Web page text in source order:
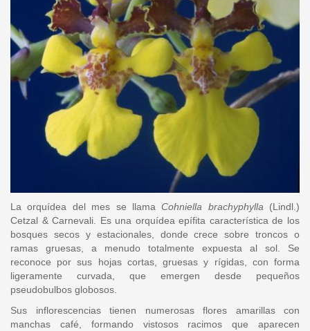
La orquídea del mes se llamaCohniella brachyphylla (Lindl.)
Cetzal & Carnevali. Es una orquídea epífita característica de los
bosques secos y estacionales, donde crece sobre troncos o
ramas gruesas, a menudo totalmente expuesta al sol. Se
reconoce por sus hojas cortas, gruesas y rígidas, con forma
ligeramente curvada, que emergen desde pequeños
pseudobulbos globosos.
Sus inflorescencias tienen numerosas flores amarillas con
manchas café, formando vistosos racimos que aparecen